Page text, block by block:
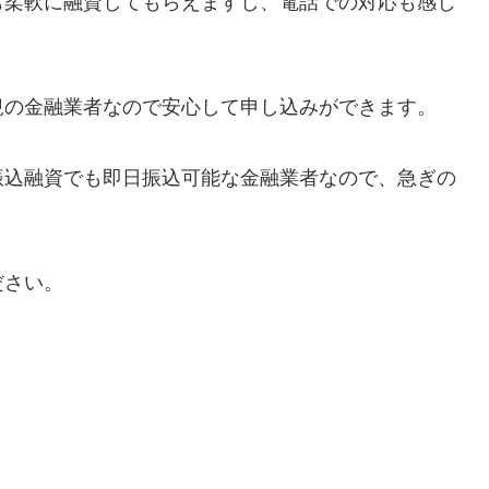
金融業者なので安心して申し込みができます。
融資でも即日振込可能な金融業者なので、急ぎの
い。